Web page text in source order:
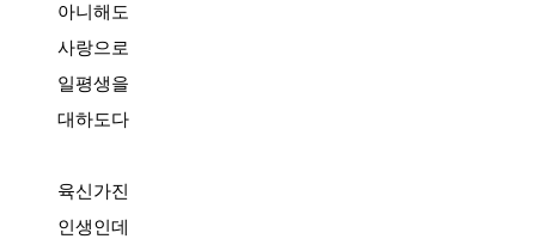
아니해도
사랑으로
일평생을
대하도다
육신가진
인생인데